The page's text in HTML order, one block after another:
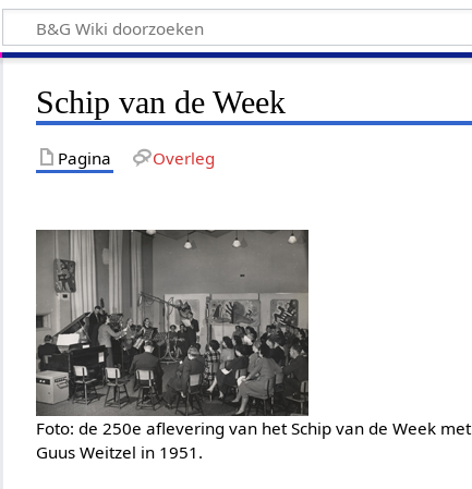
Schip van de Week
Pagina Overleg
Foto: de 250e aflevering van het Schip van de Week met
Guus Weitzel in 1951.